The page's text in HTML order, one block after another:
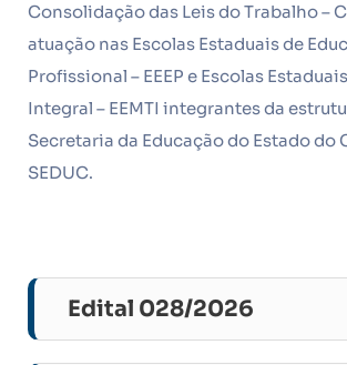
Consolidação das Leis do Trabalho –
atuação nas Escolas Estaduais de
Profissional – EEEP e Escolas
Integral – EEMTI integrantes da
Secretaria da Educação do Estado do
SEDUC.
Edital 028/2026